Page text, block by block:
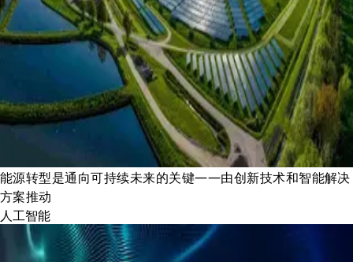
能源转型是通向可持续未来的关键——由创新技术和智能解决
方案推动
人工智能